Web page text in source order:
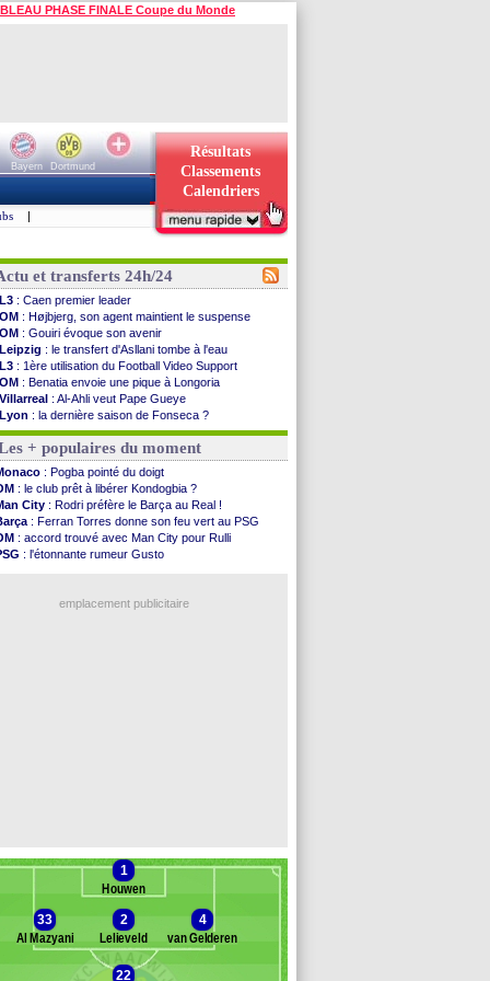
PHASE FINALE Coupe du Monde
Bayern
Dortmund
Résultats
Classements
Calendriers
|
et transferts 24h/24
L3 : Caen premier leader
OM : Højbjerg, son agent maintient le suspense
OM : Gouiri évoque son avenir
Leipzig : le transfert d'Asllani tombe à l'eau
L3 : 1ère utilisation du Football Video Support
OM : Benatia envoie une pique à Longoria
Villarreal : Al-Ahli veut Pape Gueye
Lyon : la dernière saison de Fonseca ?
OM: un nouveau prétendant pour Højbjerg
Brest: un gardien norvégien en approche ?
OM: McCourt a versé 120 M€ en 2026
PSG: 4 retours dans le groupe face à Man Utd ...
Nice: Kevin Carlos va partir en Italie
L1: prison avec sursis requis contre un arbitre
Leganés: c'est signé pour Luca Zidane (off.)
Atletico: Ruggeri en route pour Aston Villa
Monaco: Filipe Luis soutient Biereth
: Naples vise Gabriel Jesus
+ populaires du moment
: Pogba pointé du doigt
: le club prêt à libérer Kondogbia ?
City : Rodri préfère le Barça au Real !
: Ferran Torres donne son feu vert au PSG
: accord trouvé avec Man City pour Rulli
: l'étonnante rumeur Gusto
emplacement publicitaire
1
Houwen
33
Al Mazyani
2
Lelieveld
4
van Gelderen
22